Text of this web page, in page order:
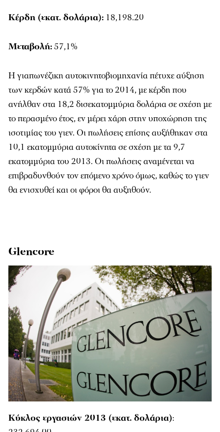
Κέρδη (εκατ. δολάρια): 18,198.20
Μεταβολή:57,1%
Η γιαπωνέζικη αυτοκινητοβιομηχανία πέτυχε αύξηση
των κερδών κατά 57% για το 2014, με κέρδη που
ανήλθαν στα 18,2 δισεκατομμύρια δολάρια σε σχέση με
το περασμένο έτος, εν μέρει χάρη στην υποχώρηση της
ισοτιμίας του γιεν. Οι πωλήσεις επίσης αυξήθηκαν στα
10,1 εκατομμύρια αυτοκίνητα σε σχέση με τα 9,7
εκατομμύρια του 2013. Οι πωλήσεις αναμένεται να
επιβραδυνθούν τον επόμενο χρόνο όμως, καθώς το γιεν
θα ενισχυθεί και οι φόροι θα αυξηθούν.
Glencore
Κύκλος εργασιών 2013 (εκατ. δολάρια):